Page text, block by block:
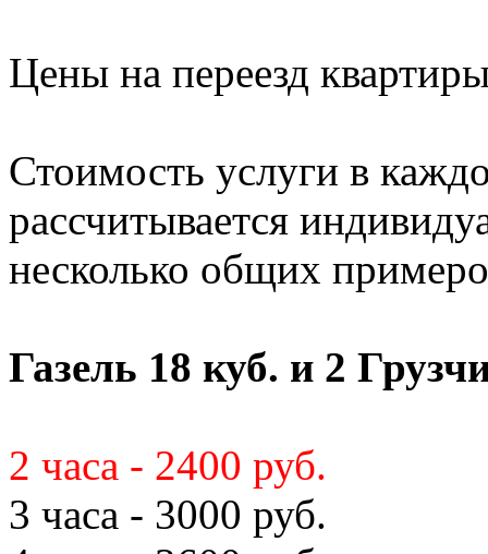
Цены на переезд
Стоимость услуги в
рассчитывается
несколько общих
Газель 18 куб. и 2
2 часа - 2400 руб.
3 часа - 3000 руб.